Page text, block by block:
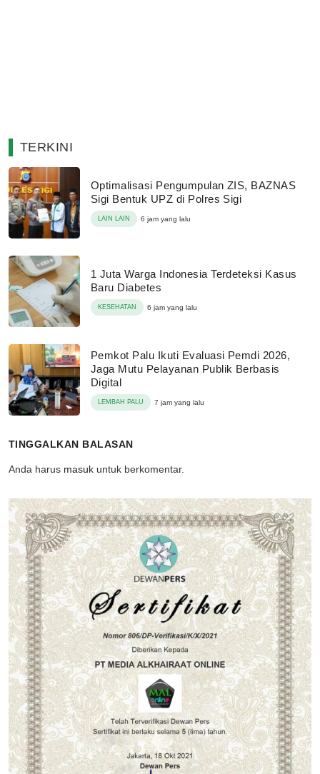
TERKINI
Optimalisasi Pengumpulan ZIS, BAZNAS
Sigi Bentuk UPZ di Polres Sigi
LAIN LAIN 6 jam yang lalu
1 Juta Warga Indonesia Terdeteksi Kasus
Baru Diabetes
KESEHATAN 6 jam yang lalu
Pemkot Palu Ikuti Evaluasi Pemdi 2026,
Jaga Mutu Pelayanan Publik Berbasis
Digital
LEMBAH PALU 7 jam yang lalu
TINGGALKAN BALASAN
Anda harus masuk untuk berkomentar.